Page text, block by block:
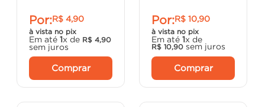
Por:R$ 4,90
à vista no pix
Em até 1x de R$ 4,90
sem juros
Comprar
Por:R$ 10,90
à vista no pix
Em até 1x de
R$ 10,90 sem juros
Comprar